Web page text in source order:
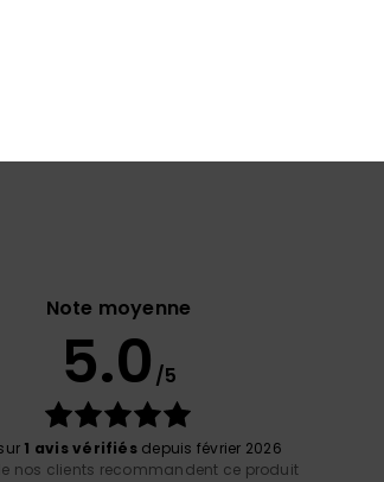
Note moyenne
5.0 /5
1 avis vérifiésdepuis février 2026
nos clients recommandent ce produit